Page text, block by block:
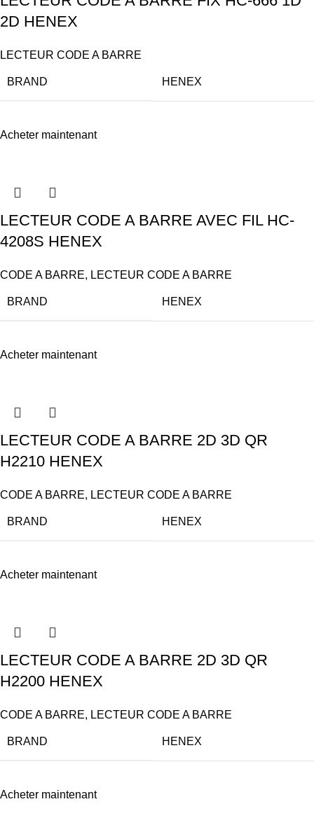
2D HENEX
LECTEUR CODE A BARRE
BRAND HENEX
Acheter maintenant
LECTEUR CODE A BARRE AVEC FIL HC-
4208S HENEX
CODE A BARRE, LECTEUR CODE A BARRE
BRAND HENEX
Acheter maintenant
LECTEUR CODE A BARRE 2D 3D QR
H2210 HENEX
CODE A BARRE, LECTEUR CODE A BARRE
BRAND HENEX
Acheter maintenant
LECTEUR CODE A BARRE 2D 3D QR
H2200 HENEX
CODE A BARRE, LECTEUR CODE A BARRE
BRAND HENEX
Acheter maintenant